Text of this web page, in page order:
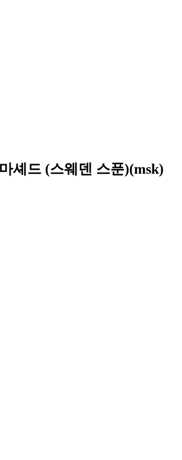
셰드 (스웨덴 스푼)(msk)